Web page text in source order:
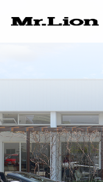
在庫車情報
Factory
自社工場